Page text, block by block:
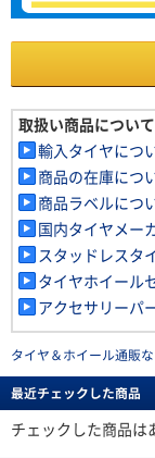
取扱い商品について
輸入タイヤにつ
商品の在庫につ
商品ラベルにつ
国内タイヤメー
スタッドレスタ
タイヤホイール
アクセサリーパ
タイヤ＆ホイール通販
最近チェックした商品
チェックした商品は